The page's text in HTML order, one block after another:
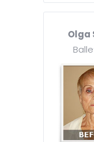
Olga